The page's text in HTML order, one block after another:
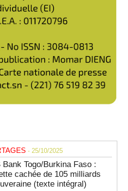
- 25/10/2025
Togo/Burkina Faso :
cachée de 105 milliards
(texte intégral)